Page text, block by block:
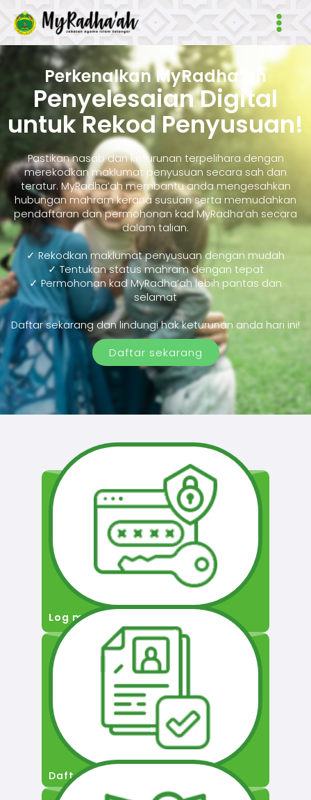
Main
Perkenalkan MyRadha’ah
Penyelesaian Digital
untuk Rekod Penyusuan!
Pastikan nasab dan keturunan terpelihara dengan
merekodkan maklumat penyusuan secara sah dan
teratur. MyRadha’ah membantu anda mengesahkan
hubungan mahram kerana susuan serta memudahkan
pendaftaran dan permohonan kad MyRadha’ah secara
dalam talian.
✓ Rekodkan maklumat penyusuan dengan mudah
✓ Tentukan status mahram dengan tepat
✓ Permohonan kad MyRadha’ah lebih pantas dan
selamat
Daftar sekarang dan lindungi hak keturunan anda hari ini!
Daftar sekarang
Log masuk
Daftar Pengguna